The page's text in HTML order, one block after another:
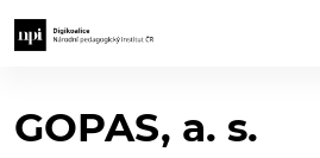
GOPAS, a. s.